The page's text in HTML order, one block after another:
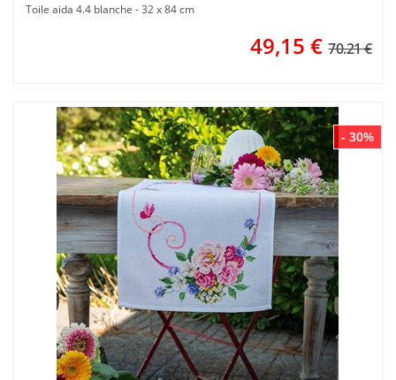
Toile aida 4.4 blanche - 32 x 84 cm
49,15 € 70.21 €
- 30%